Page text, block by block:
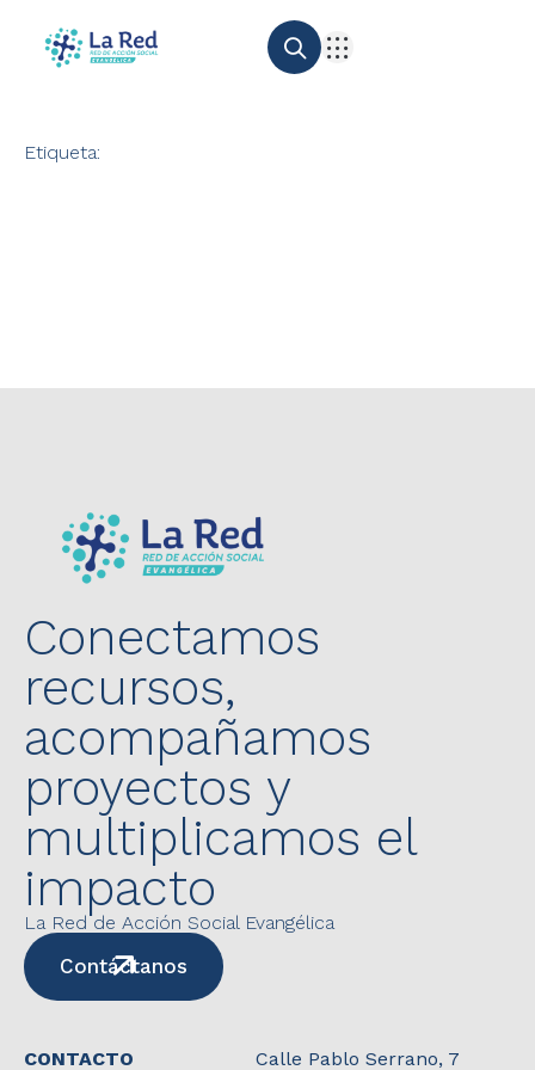
Etiqueta:
Conectamos
recursos,
acompañamos
proyectos y
multiplicamos el
impacto
La Red de Acción Social Evangélica
Contáctanos
CONTACTO
Calle Pablo Serrano, 7